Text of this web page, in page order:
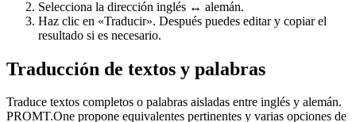
Selecciona la dirección inglés ↔ alemán.
Haz clic en «Traducir». Después puedes editar y copiar el
resultado si es necesario.
Traducción de textos y palabras
Traduce textos completos o palabras aisladas entre inglés y alemán.
PROMT.One propone equivalentes pertinentes y varias opciones de